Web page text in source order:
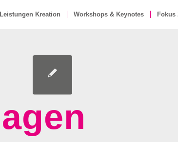
Leistungen Kreation Workshops & Keynotes Fokus